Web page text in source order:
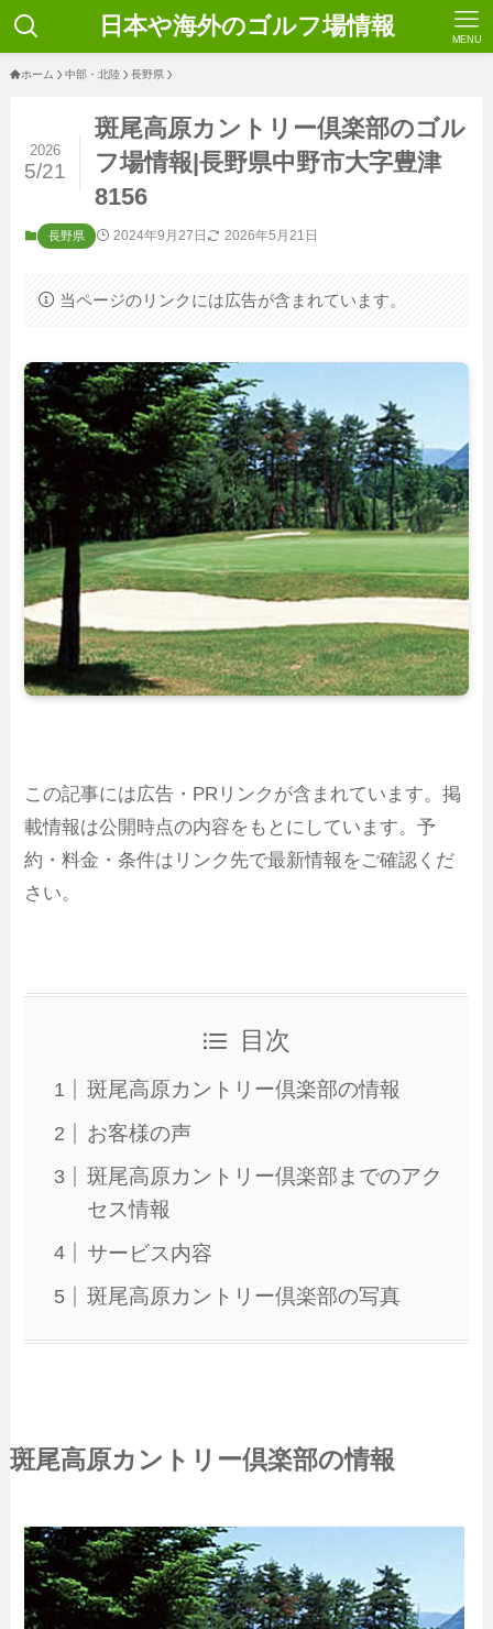
日本や海外のゴルフ場情報 MENU
ホーム 中部・北陸 長野県
斑尾高原カントリー倶楽部のゴル
フ場情報|長野県中野市大字豊津
8156
2026
5/21
長野県 2024年9月27日 2026年5月21日
当ページのリンクには広告が含まれています。
この記事には広告・PRリンクが含まれています。掲
載情報は公開時点の内容をもとにしています。予
約・料金・条件はリンク先で最新情報をご確認くだ
さい。
目次
斑尾高原カントリー倶楽部の情報
お客様の声
斑尾高原カントリー倶楽部までのアク
セス情報
サービス内容
斑尾高原カントリー倶楽部の写真
斑尾高原カントリー倶楽部の情報